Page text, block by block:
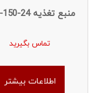
منبع تغذیه LRS-150-24
تماس بگیرید
اطلاعات بیشتر